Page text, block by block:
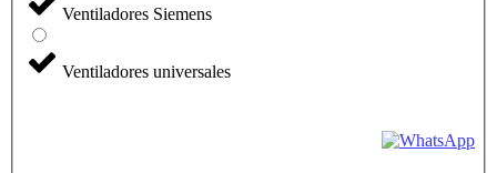
Ventiladores Siemens
Ventiladores universales